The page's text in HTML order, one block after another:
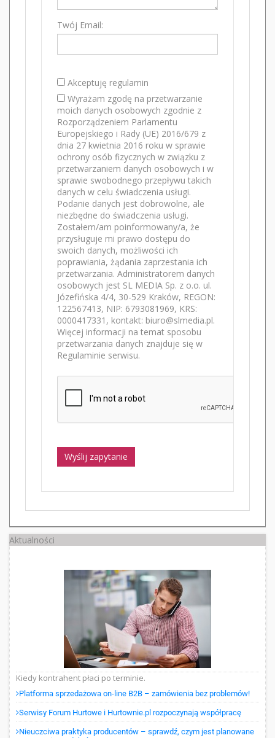
Twój Email:
Akceptuję regulamin
Wyrażam zgodę na przetwarzanie
moich danych osobowych zgodnie z
Rozporządzeniem Parlamentu
Europejskiego i Rady (UE) 2016/679 z
dnia 27 kwietnia 2016 roku w sprawie
ochrony osób fizycznych w związku z
przetwarzaniem danych osobowych i w
sprawie swobodnego przepływu takich
danych w celu świadczenia usługi.
Podanie danych jest dobrowolne, ale
niezbędne do świadczenia usługi.
Zostałem/am poinformowany/a, że
przysługuje mi prawo dostępu do
swoich danych, możliwości ich
poprawiania, żądania zaprzestania ich
przetwarzania. Administratorem danych
osobowych jest SL MEDIA Sp. z o.o. ul.
Józefińska 4/4, 30-529 Kraków, REGON:
122567413, NIP: 6793081969, KRS:
0000417331, kontakt: biuro@slmedia.pl.
Więcej informacji na temat sposobu
przetwarzania danych znajduje się w
Regulaminie serwisu.
Wyślij zapytanie
Aktualności
Kiedy kontrahent płaci po terminie.
Platforma sprzedażowa on-line B2B – zamówienia bez problemów!
Serwisy Forum Hurtowe i Hurtownie.pl rozpoczynają współpracę
Nieuczciwa praktyka producentów – sprawdź, czym jest planowane